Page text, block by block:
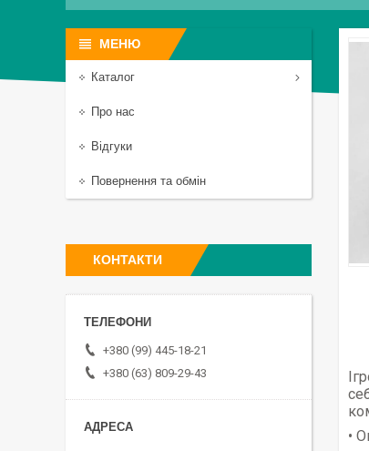
•
Каталог
Про нас
Відгуки
Повернення та обмін
КОНТАКТИ
+380 (99) 445-18-21
+380 (63) 809-29-43